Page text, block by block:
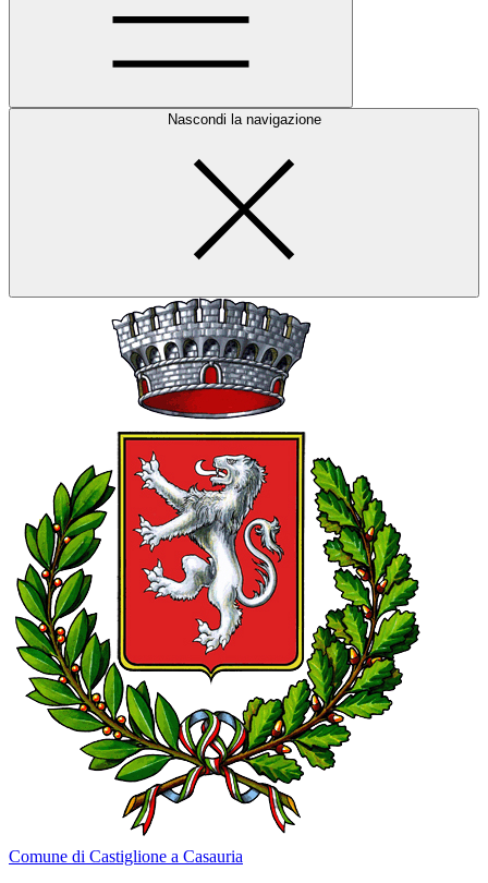
Nascondi la navigazione
Comune di Castiglione a Casauria